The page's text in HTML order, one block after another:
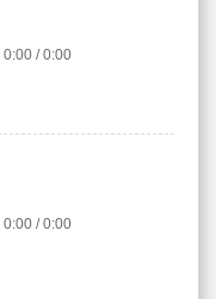
0:00 / 0:00
0:00 / 0:00